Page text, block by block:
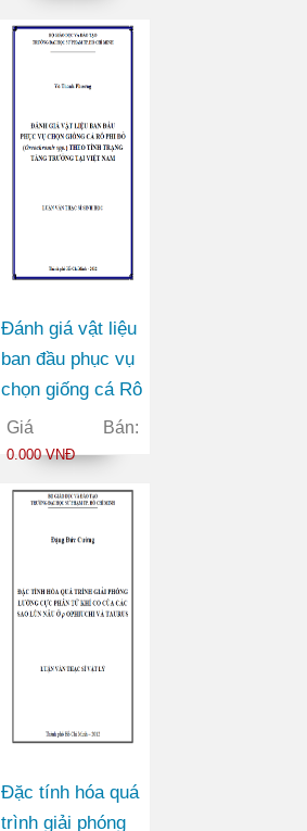
Đánh giá vật liệu
ban đầu phục vụ
chọn giống cá Rô
phi đỏ
(Oreochromis
trạng tăng trưởng
tại Việt Nam
Giá Bán:
0.000 VNĐ
Đặc tính hóa quá
trình giải phóng